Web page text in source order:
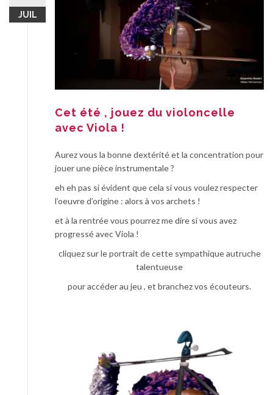
JUIL
Cet été , jouez du violoncelle
avec Viola !
Aurez vous la bonne dextérité et la concentration pour
jouer une pièce instrumentale ?
eh eh pas si évident que cela si vous voulez respecter
l’oeuvre d’origine : alors à vos archets !
et à la rentrée vous pourrez me dire si vous avez
progressé avec Viola !
cliquez sur le portrait de cette sympathique autruche
talentueuse
pour accéder au jeu , et branchez vos écouteurs.